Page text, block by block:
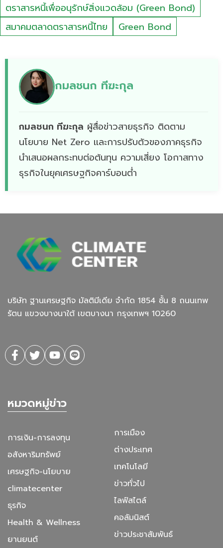
ตราสารหนี้เพื่ออนุรักษ์สิ่งแวดล้อม (Green Bond)
สมาคมตลาดตราสารหนี้ไทย
Green Bond
กมลชนก ทีฆะกุล
กมลชนก ทีฆะกุล ผู้สื่อข่าวสายธุรกิจ ติดตาม
นโยบาย Net Zero เเละการปรับตัวของภาคธุรกิจ
นำเสนอผลกระทบต่อต้นทุน ความเสี่ยง โอกาสทาง
ธุรกิจในยุคเศรษฐกิจคาร์บอนต่ำ
บริษัท ฐานเศรษฐกิจ มัลติมีเดีย จํากัด 1854 ชั้น 8 ถนนเทพ
รัตน แขวงบางนาใต้ เขตบางนา กรุงเทพฯ 10260
หมวดหมู่ข่าว
การเงิน-การลงทุน
อสังหาริมทรัพย์
เศรษฐกิจ-นโยบาย
climatecenter
ธุรกิจ
Health & Wellness
ยานยนต์
การเมือง
ต่างประเทศ
เทคโนโลยี
ข่าวทั่วไป
ไลฟ์สไตล์
คอลัมนิสต์
ข่าวประชาสัมพันธ์